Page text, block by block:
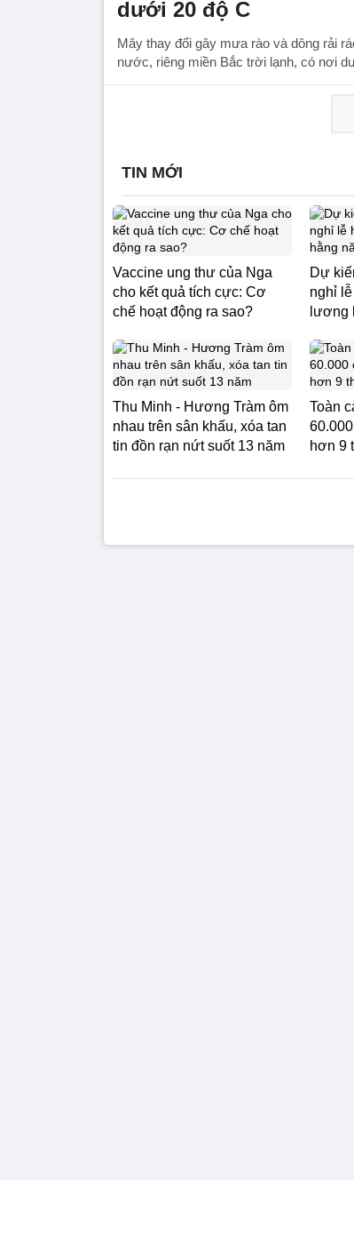
dưới 20 độ C
Mây thay đổi gây mưa rào và dông rải
nước, riêng miền Bắc trời lạnh, có nơi
TIN MỚI
Vaccine ung thư của Nga
cho kết quả tích cực: Cơ
chế hoạt động ra sao?
Dự
nghỉ
lương
Thu Minh - Hương Tràm ôm
nhau trên sân khấu, xóa tan
tin đồn rạn nứt suốt 13 năm
Toàn
hơn 9